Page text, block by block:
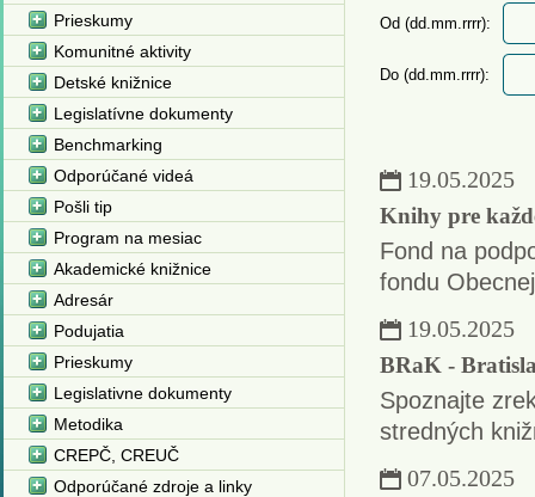
Od (dd.mm.rrrr):
Do (dd.mm.rrrr):
19.05.2025
Knihy pre
Fond na
fondu
19.05.2025
BRaK -
Spoznajte
stredných
07.05.2025
Prieskumy
Komunitné aktivity
Detské knižnice
Legislatívne dokumenty
Benchmarking
Odporúčané videá
Pošli tip
Program na mesiac
Akademické knižnice
Adresár
Podujatia
Prieskumy
Legislativne dokumenty
Metodika
CREPČ, CREUČ
Odporúčané zdroje a linky